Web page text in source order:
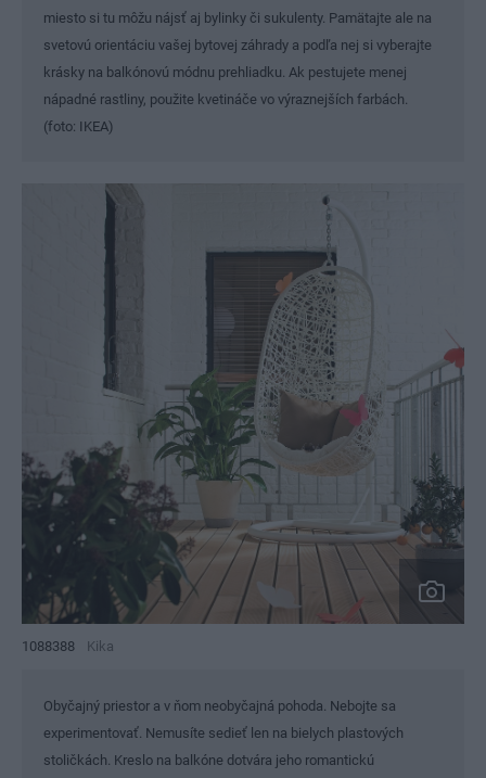
miesto si tu môžu nájsť aj bylinky či sukulenty. Pamätajte ale na
svetovú orientáciu vašej bytovej záhrady a podľa nej si vyberajte
krásky na balkónovú módnu prehliadku. Ak pestujete menej
nápadné rastliny, použite kvetináče vo výraznejších farbách.
(foto: IKEA)
1088388 Kika
Obyčajný priestor a v ňom neobyčajná pohoda. Nebojte sa
experimentovať. Nemusíte sedieť len na bielych plastových
stoličkách. Kreslo na balkóne dotvára jeho romantickú